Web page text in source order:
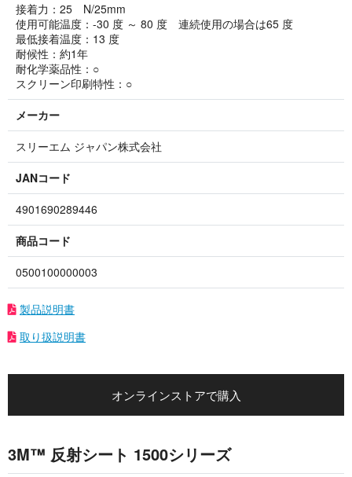
接着力：25 N/25mm
使用可能温度：-30 度 ～ 80 度 連続使用の場合は65 度
最低接着温度：13 度
耐候性：約1年
耐化学薬品性：○
スクリーン印刷特性：○
メーカー
スリーエム ジャパン株式会社
JANコード
4901690289446
商品コード
0500100000003
製品説明書
取り扱説明書
オンラインストアで購入
3M™ 反射シート 1500シリーズ